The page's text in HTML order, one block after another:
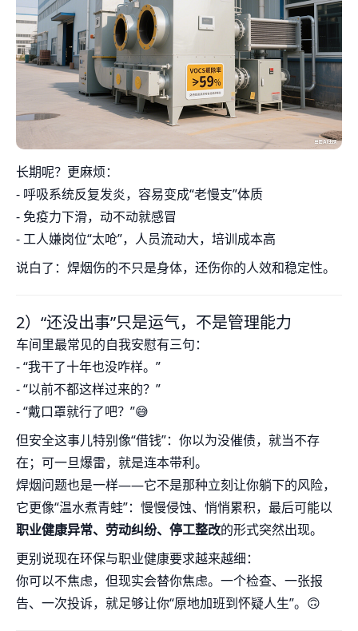
长期呢？更麻烦：
- 呼吸系统反复发炎，容易变成“老慢支”体质
- 免疫力下滑，动不动就感冒
- 工人嫌岗位“太呛”，人员流动大，培训成本高
说白了：焊烟伤的不只是身体，还伤你的人效和稳定性。
2）“还没出事”只是运气，不是管理能力
车间里最常见的自我安慰有三句：
- “我干了十年也没咋样。”
- “以前不都这样过来的？”
- “戴口罩就行了吧？”😅
但安全这事儿特别像“借钱”：你以为没催债，就当不存
在；可一旦爆雷，就是连本带利。
焊烟问题也是一样——它不是那种立刻让你躺下的风险，
它更像“温水煮青蛙”：慢慢侵蚀、悄悄累积，最后可能以
职业健康异常、劳动纠纷、停工整改的形式突然出现。
更别说现在环保与职业健康要求越来越细：
你可以不焦虑，但现实会替你焦虑。一个检查、一张报
告、一次投诉，就足够让你“原地加班到怀疑人生”。🙃